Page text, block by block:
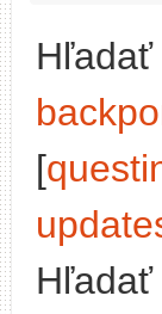
Hľadať
[
Hľadať